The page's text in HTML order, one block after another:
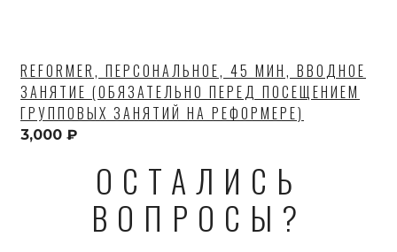
REFORMER, ПЕРСОНАЛЬНОЕ, 45 МИН, ВВОДНОЕ
ЗАНЯТИЕ (ОБЯЗАТЕЛЬНО ПЕРЕД ПОСЕЩЕНИЕМ
ГРУППОВЫХ ЗАНЯТИЙ НА РЕФОРМЕРЕ)
3,000 ₽
ОСТАЛИСЬ
ВОПРОСЫ?